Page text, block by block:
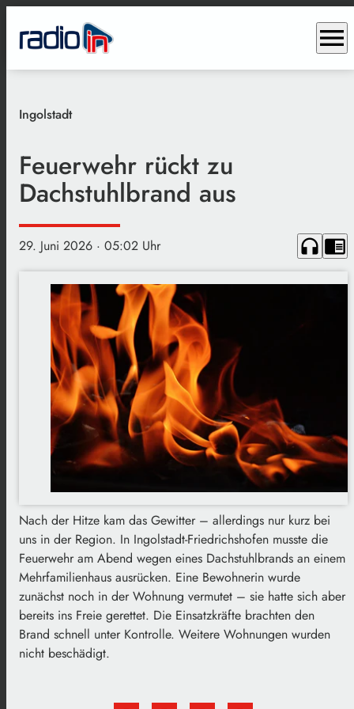
menu
Ingolstadt
Feuerwehr rückt zu
Dachstuhlbrand aus
29. Juni 2026 · 05:02 Uhr headphones chrome_reader_mode
Nach der Hitze kam das Gewitter – allerdings nur kurz bei
uns in der Region. In Ingolstadt-Friedrichshofen musste die
Feuerwehr am Abend wegen eines Dachstuhlbrands an einem
Mehrfamilienhaus ausrücken. Eine Bewohnerin wurde
zunächst noch in der Wohnung vermutet – sie hatte sich aber
bereits ins Freie gerettet. Die Einsatzkräfte brachten den
Brand schnell unter Kontrolle. Weitere Wohnungen wurden
nicht beschädigt.